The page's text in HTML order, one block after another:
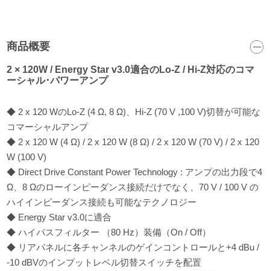
商品概要
2 × 120W / Energy Star v3.0適合のLo-Z / Hi-Z対応のコマ
ーシャル･パワーアンプ
◆ 2 x 120 WのLo-Z (4 Ω, 8 Ω)、Hi-Z (70 V ,100 V)切替が可能な
コマーシャルアンプ
◆ 2 x 120 W (4 Ω) / 2 x 120 W (8 Ω) / 2 x 120 W (70 V) / 2 x 120
W (100 V)
◆ Direct Drive Constant Power Technology : アンプの出力段で4
Ω、8 Ωのローインピーダンス接続だけでなく、70 V / 100 V の
ハイインピーダンス接続も可能なテクノロジー
◆ Energy Star v3.0に適合
◆ ハイパスフィルター （80 Hz）装備（On / Off）
◆ リアパネルに各チャンネルのゲインコントロールと+4 dBu /
-10 dBVのインプットレベル切替スイッチを配置